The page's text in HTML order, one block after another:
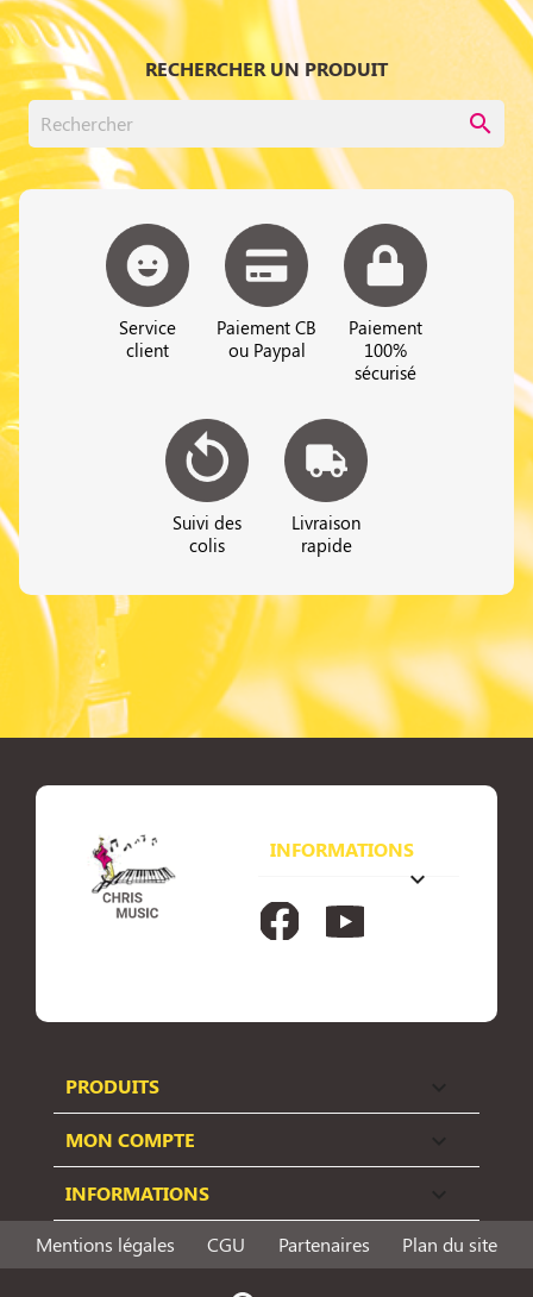
RECHERCHER UN PRODUIT
search
Service
client
Paiement CB
ou Paypal
Paiement
100%
sécurisé
Suivi des
colis
Livraison
rapide
INFORMATIONS
keyboard_arrow_down
FacebookYouTube
PRODUITS
MON COMPTE
INFORMATIONS
Mentions légales CGU Partenaires Plan du site